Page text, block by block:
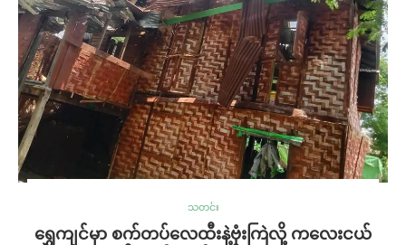
သတင်း
ရွှေကျင်မှာ စက်တပ်လေထီးနဲ့ဗုံးကြဲလို့ ကလေးငယ်